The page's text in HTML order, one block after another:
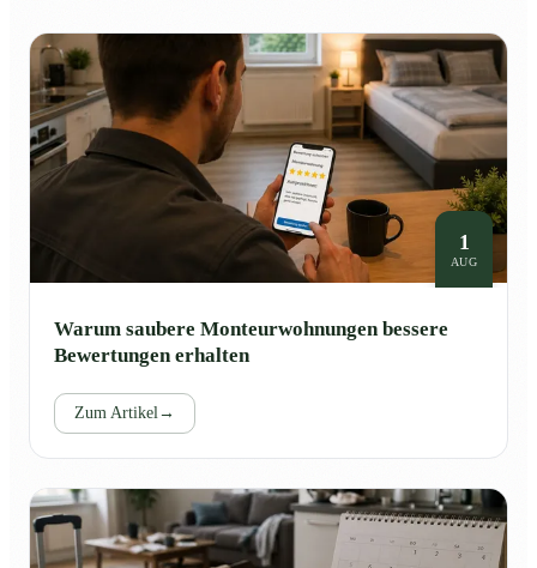
1
AUG
Warum saubere Monteurwohnungen bessere
Bewertungen erhalten
Zum Artikel→